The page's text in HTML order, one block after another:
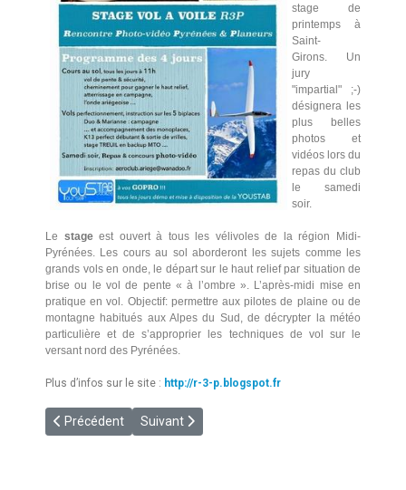
stage de
printemps à
Saint-
Girons. Un
jury
"impartial" ;-)
désignera les
plus belles
photos et
vidéos lors du
repas du club
le samedi
soir.
Le stageest ouvert à tous les vélivoles de la région Midi-
Pyrénées. Les cours au sol aborderont les sujets comme les
grands vols en onde, le départ sur le haut relief par situation de
brise ou le vol de pente « à l’ombre ». L’après-midi mise en
pratique en vol. Objectif: permettre aux pilotes de plaine ou de
montagne habitués aux Alpes du Sud, de décrypter la météo
particulière et de s’approprier les techniques de vol sur le
versant nord des Pyrénées.
Plus d’infos sur le site : http://r-3-p.blogspot.fr
Article précédent : [PORTES OUVERTES] Bourg-Saint-Bernard
Précédent Article suivant : [PUIMOISSON] Recherche
Suivant